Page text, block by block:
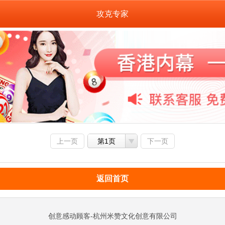
攻克专家
上一页 第1页 下一页
返回首页
创意感动顾客-杭州米赞文化创意有限公司